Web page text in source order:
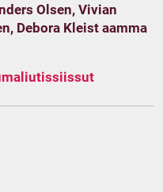
Olsen, Vivian
Debora Kleist aamma